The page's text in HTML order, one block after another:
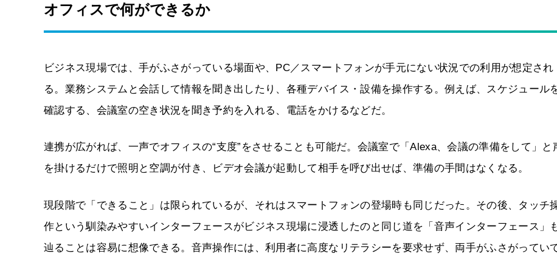
オフィスで何ができるか
ビジネス現場では、手がふさがっている場面や、PC／スマートフォンが手元にない状況での利用が想定され
る。業務システムと会話して情報を聞き出したり、各種デバイス・設備を操作する。例えば、スケジュール
確認する、会議室の空き状況を聞き予約を入れる、電話をかけるなどだ。
連携が広がれば、一声でオフィスの“支度”をさせることも可能だ。会議室で「Alexa、会議の準備をして」と
を掛けるだけで照明と空調が付き、ビデオ会議が起動して相手を呼び出せば、準備の手間はなくなる。
現段階で「できること」は限られているが、それはスマートフォンの登場時も同じだった。その後、タッチ
作という馴染みやすいインターフェースがビジネス現場に浸透したのと同じ道を「音声インターフェース」
辿ることは容易に想像できる。音声操作には、利用者に高度なリテラシーを要求せず、両手がふさがってい